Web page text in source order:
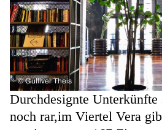
© Gulliver Theis
Durchdesignte
noch rar,im Viertel Vera